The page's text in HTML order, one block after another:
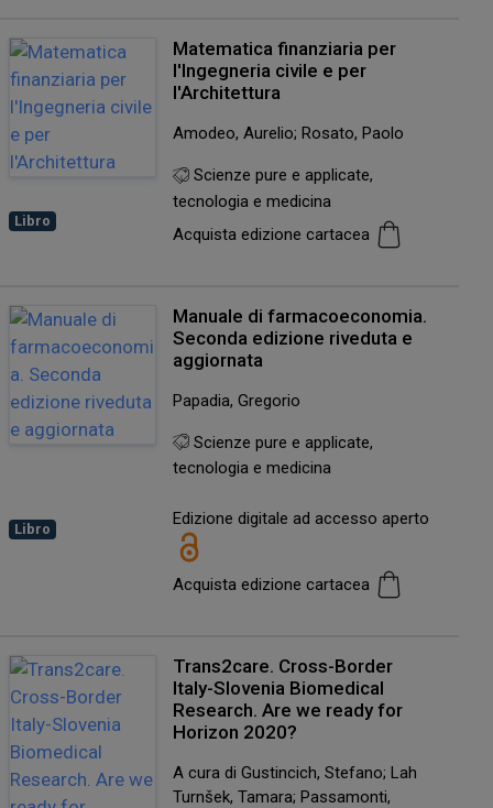
Libro
Matematica finanziaria per
l'Ingegneria civile e per
l'Architettura
Amodeo, Aurelio; Rosato, Paolo
Scienze pure e applicate,
tecnologia e medicina
Acquista edizione cartacea
Libro
Manuale di farmacoeconomia.
Seconda edizione riveduta e
aggiornata
Papadia, Gregorio
Scienze pure e applicate,
tecnologia e medicina
Edizione digitale ad accesso aperto
Acquista edizione cartacea
Trans2care. Cross-Border
Italy-Slovenia Biomedical
Research. Are we ready for
Horizon 2020?
A cura di Gustincich, Stefano; Lah
Turnšek, Tamara; Passamonti,